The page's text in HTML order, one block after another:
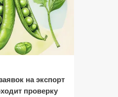
на экспорт
проверку